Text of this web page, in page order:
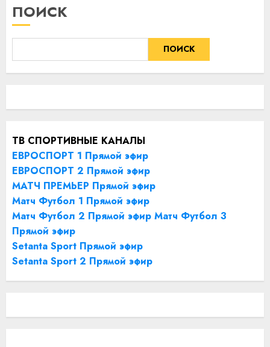
ПОИСК
ПОИСК
ТВ СПОРТИВНЫЕ КАНАЛЫ
ЕВРОСПОРТ 1 Прямой эфир
ЕВРОСПОРТ 2 Прямой эфир
МАТЧ ПРЕМЬЕР Прямой эфир
Матч Футбол 1 Прямой эфир
Матч Футбол 2 Прямой эфир Матч Футбол 3
Прямой эфир
Setanta Sport Прямой эфир
Setanta Sport 2 Прямой эфир